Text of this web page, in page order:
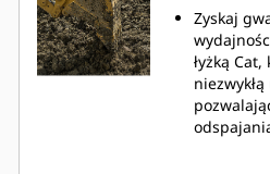
Zyskaj
łyżką